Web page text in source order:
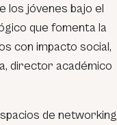
los jóvenes bajo el
que fomenta la
con impacto social,
director académico
de networking